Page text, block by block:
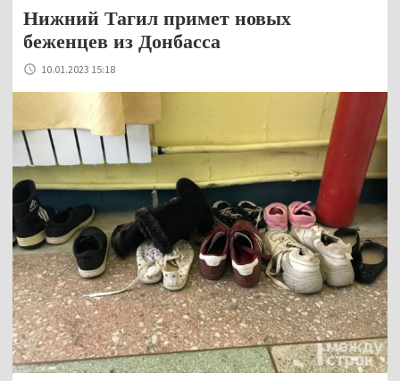
Нижний Тагил примет новых
беженцев из Донбасса
10.01.2023 15:18